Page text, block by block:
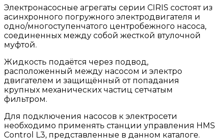
Электронасосные агрегаты серии CIRIS состоят из
асинхронного погружного электродвигателя и
одно/многоступенчатого центробежного насоса,
соединенных между собой жесткой втулочной
муфтой.
Жидкость подаётся через подвод,
расположенный между насосом и электро
двигателем и защищённый от попадания
крупных механических частиц сетчатым
фильтром.
Для подключения насосов к электросети
необходимо применять станции управления HMS
Control L3, представленные в данном каталоге.